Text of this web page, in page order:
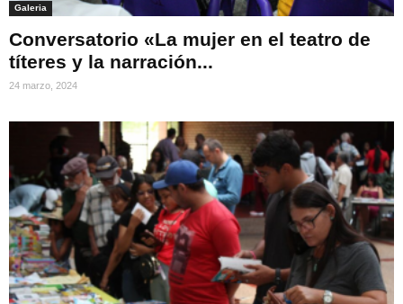
Galeria
Conversatorio «La mujer en el teatro de
títeres y la narración...
24 marzo, 2024